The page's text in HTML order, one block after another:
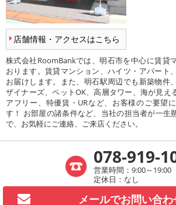
店舗情報・アクセスはこちら
株式会社RoomBankでは、明石市を中心に賃貸
おります。賃貸マンション、ハイツ・アパート
お届けします。また、明石駅周辺でも新築物件
ザイナーズ、ペットOK、高層タワー、海が見え
アフリー、特優賃・URなど、お客様のご要望
す！ お部屋の諸条件など、当社の担当者が一生
で、お気軽にご連絡、ご来店ください。
078-919-
営業時間：9:00～19:00
定休日：なし
メールでお問い合わ